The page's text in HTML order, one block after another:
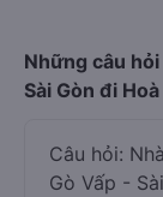
Những câu
Sài Gòn đi
Câu hỏi:
Gò Vấp -